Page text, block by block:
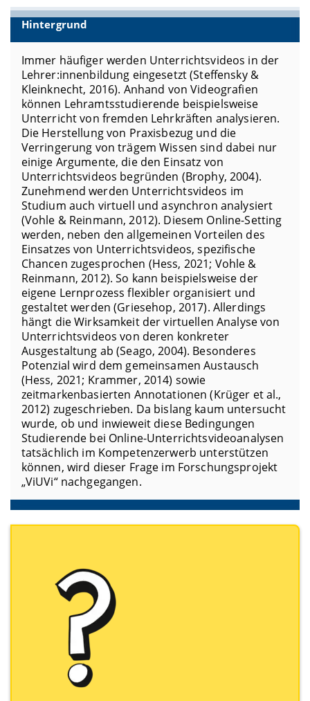
Hintergrund
Immer häufiger werden Unterrichtsvideos in der
Lehrer:innenbildung eingesetzt (Steffensky &
Kleinknecht, 2016). Anhand von Videografien
können Lehramtsstudierende beispielsweise
Unterricht von fremden Lehrkräften analysieren.
Die Herstellung von Praxisbezug und die
Verringerung von trägem Wissen sind dabei nur
einige Argumente, die den Einsatz von
Unterrichtsvideos begründen (Brophy, 2004).
Zunehmend werden Unterrichtsvideos im
Studium auch virtuell und asynchron analysiert
(Vohle & Reinmann, 2012). Diesem Online-Setting
werden, neben den allgemeinen Vorteilen des
Einsatzes von Unterrichtsvideos, spezifische
Chancen zugesprochen (Hess, 2021; Vohle &
Reinmann, 2012). So kann beispielsweise der
eigene Lernprozess flexibler organisiert und
gestaltet werden (Griesehop, 2017). Allerdings
hängt die Wirksamkeit der virtuellen Analyse von
Unterrichtsvideos von deren konkreter
Ausgestaltung ab (Seago, 2004). Besonderes
Potenzial wird dem gemeinsamen Austausch
(Hess, 2021; Krammer, 2014) sowie
zeitmarkenbasierten Annotationen (Krüger et al.,
2012) zugeschrieben. Da bislang kaum untersucht
wurde, ob und inwieweit diese Bedingungen
Studierende bei Online-Unterrichtsvideoanalysen
tatsächlich im Kompetenzerwerb unterstützen
können, wird dieser Frage im Forschungsprojekt
„ViUVi“ nachgegangen.